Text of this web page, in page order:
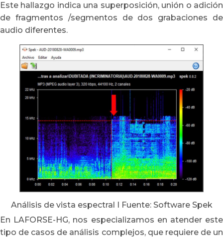
Este hallazgo indica una superposición, unión o adición
de fragmentos /segmentos de dos grabaciones de
audio diferentes.
Análisis de vista espectral I Fuente: Software Spek
En LAFORSE-HG, nos especializamos en atender este
tipo de casos de análisis complejos, que requiere de un